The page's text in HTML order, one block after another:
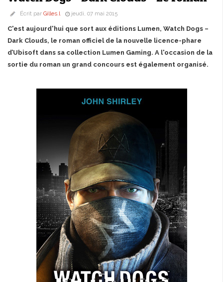
Écrit par Gilles.l jeudi, 07 mai 2015
C'est aujourd'hui que sort aux éditions Lumen, Watch Dogs –
Dark Clouds, le roman officiel de la nouvelle licence-phare
d’Ubisoft dans sa collection Lumen Gaming. A l'occasion de la
sortie du roman un grand concours est également organisé.